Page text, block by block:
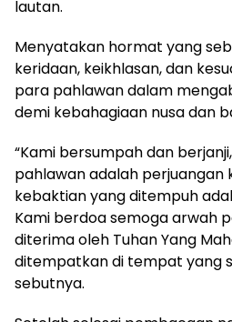
lautan.
Menyatakan hormat yang
keridaan, keikhlasan, dan
para pahlawan dalam
demi kebahagiaan nusa dan
“Kami bersumpah dan
pahlawan adalah perjuangan
kebaktian yang ditempuh
Kami berdoa semoga arwah
diterima oleh Tuhan Yang
ditempatkan di tempat yang
sebutnya.